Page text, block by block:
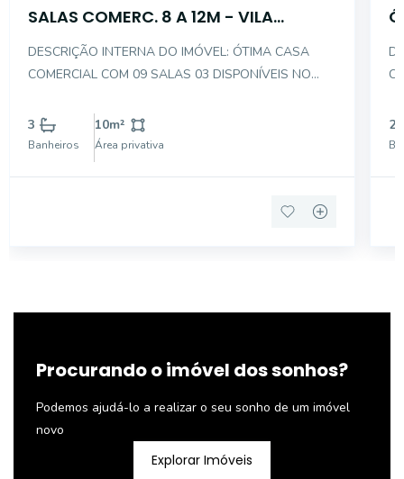
SALAS COMERC. 8 A 12M - VILA
DESCRIÇÃO INTERNA DO IMÓVEL: ÓTIMA CASA
COMERCIAL COM 09 SALAS 03 DISPONÍVEIS NO
DESCRIÇÃO EXTERNA DO IMÓVEL: ÓTIMA
LOCALIZAÇÃO PRÓXIMO AO: METRÔ VILA MARIANA
3
Banheiros
10m²
Área privativa
2
Procurando o imóvel dos sonhos?
Podemos ajudá-lo a realizar o seu sonho de um imóvel
novo
Explorar Imóveis